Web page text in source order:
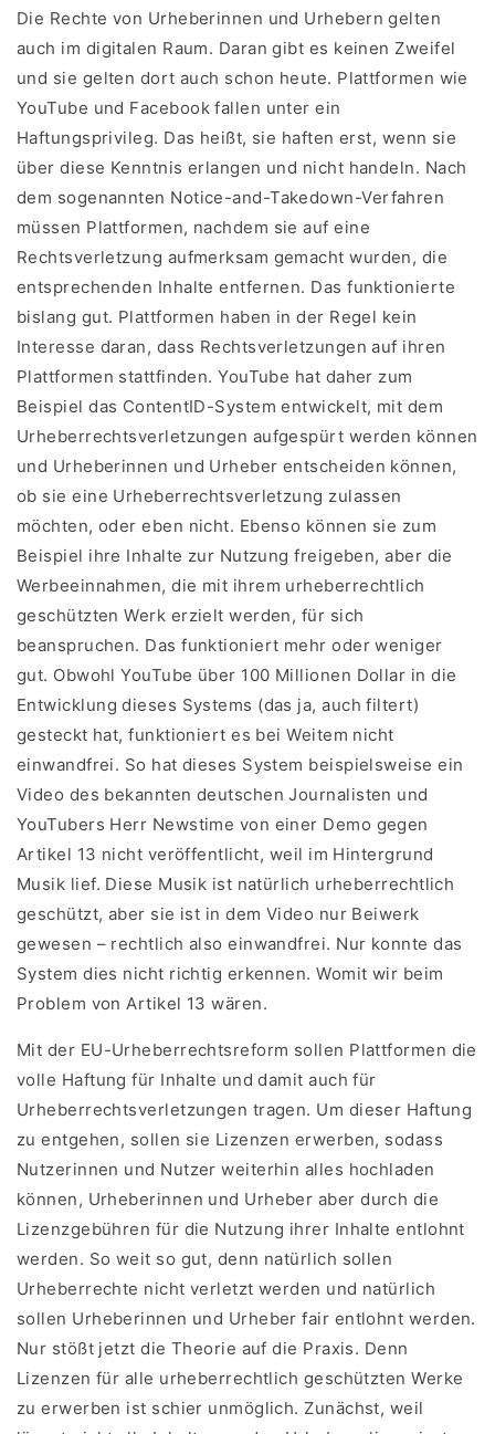
Die Rechte von Urheberinnen und Urhebern gelten
auch im digitalen Raum. Daran gibt es keinen Zweifel
und sie gelten dort auch schon heute. Plattformen wie
YouTube und Facebook fallen unter ein
Haftungsprivileg. Das heißt, sie haften erst, wenn sie
über diese Kenntnis erlangen und nicht handeln. Nach
dem sogenannten Notice-and-Takedown-Verfahren
müssen Plattformen, nachdem sie auf eine
Rechtsverletzung aufmerksam gemacht wurden, die
entsprechenden Inhalte entfernen. Das funktionierte
bislang gut. Plattformen haben in der Regel kein
Interesse daran, dass Rechtsverletzungen auf ihren
Plattformen stattfinden. YouTube hat daher zum
Beispiel das ContentID-System entwickelt, mit dem
Urheberrechtsverletzungen aufgespürt werden können
und Urheberinnen und Urheber entscheiden können,
ob sie eine Urheberrechtsverletzung zulassen
möchten, oder eben nicht. Ebenso können sie zum
Beispiel ihre Inhalte zur Nutzung freigeben, aber die
Werbeeinnahmen, die mit ihrem urheberrechtlich
geschützten Werk erzielt werden, für sich
beanspruchen. Das funktioniert mehr oder weniger
gut. Obwohl YouTube über 100 Millionen Dollar in die
Entwicklung dieses Systems (das ja, auch filtert)
gesteckt hat, funktioniert es bei Weitem nicht
einwandfrei. So hat dieses System beispielsweise ein
Video des bekannten deutschen Journalisten und
YouTubers Herr Newstime von einer Demo gegen
Artikel 13 nicht veröffentlicht, weil im Hintergrund
Musik lief. Diese Musik ist natürlich urheberrechtlich
geschützt, aber sie ist in dem Video nur Beiwerk
gewesen – rechtlich also einwandfrei. Nur konnte das
System dies nicht richtig erkennen. Womit wir beim
Problem von Artikel 13 wären.
Mit der EU-Urheberrechtsreform sollen Plattformen die
volle Haftung für Inhalte und damit auch für
Urheberrechtsverletzungen tragen. Um dieser Haftung
zu entgehen, sollen sie Lizenzen erwerben, sodass
Nutzerinnen und Nutzer weiterhin alles hochladen
können, Urheberinnen und Urheber aber durch die
Lizenzgebühren für die Nutzung ihrer Inhalte entlohnt
werden. So weit so gut, denn natürlich sollen
Urheberrechte nicht verletzt werden und natürlich
sollen Urheberinnen und Urheber fair entlohnt werden.
Nur stößt jetzt die Theorie auf die Praxis. Denn
Lizenzen für alle urheberrechtlich geschützten Werke
zu erwerben ist schier unmöglich. Zunächst, weil